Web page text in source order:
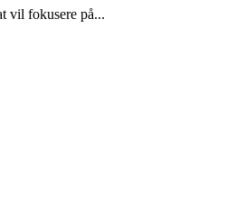
vil fokusere på...